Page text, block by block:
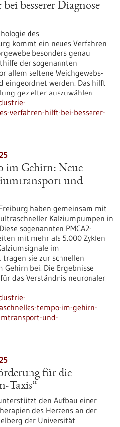
besserer Diagnose
des
kommt ein neues Verfahren
besonders genau
der sogenannten
allem seltene Weichgewebs-
eingeordnet werden. Das hilft
gezielter auszuwählen.
verfahren-hilft-bei-besserer-
im Gehirn: Neue
und
haben gemeinsam mit
Kalziumpumpen in
sogenannten PMCA2-
mit mehr als 5.000 Zyklen
im
sie zur schnellen
bei. Die Ergebnisse
das Verständnis neuronaler
tempo-im-gehirn-
und-
für die
Taxis“
den Aufbau einer
des Herzens an der
der Universität